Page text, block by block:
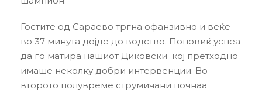
Гостите од Сараево тргна офанзивно и веќе
во 37 минута дојде до водство. Поповиќ успеа
да го матира нашиот Диковски кој претходно
имаше неколку добри интервенции. Во
второто полувреме струмичани почнаа